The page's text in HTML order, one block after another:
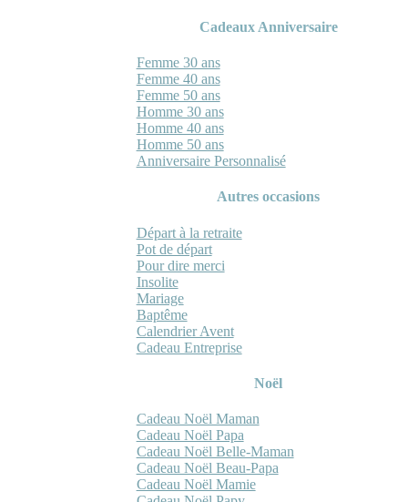
Cadeaux Anniversaire
Femme 30 ans
Femme 40 ans
Femme 50 ans
Homme 30 ans
Homme 40 ans
Homme 50 ans
Anniversaire Personnalisé
Autres occasions
Départ à la retraite
Pot de départ
Pour dire merci
Insolite
Mariage
Baptême
Calendrier Avent
Cadeau Entreprise
Noël
Cadeau Noël Maman
Cadeau Noël Papa
Cadeau Noël Belle-Maman
Cadeau Noël Beau-Papa
Cadeau Noël Mamie